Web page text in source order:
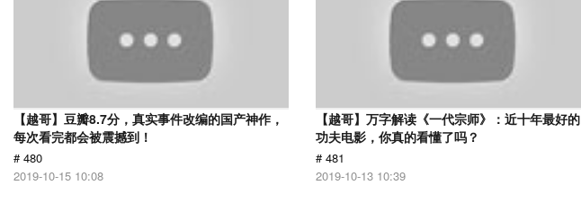
【越哥】豆瓣8.7分，真实事件改编的国产神作，
每次看完都会被震撼到！
# 480
2019-10-15 10:08
【越哥】万字解读《一代宗师》：近十年最好的
功夫电影，你真的看懂了吗？
# 481
2019-10-13 10:39